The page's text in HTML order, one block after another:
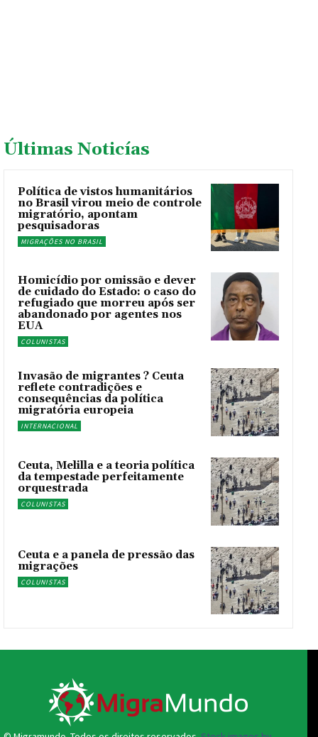
Últimas Noticías
Política de vistos humanitários
no Brasil virou meio de controle
migratório, apontam
pesquisadoras
MIGRAÇÕES NO BRASIL
Homicídio por omissão e dever
de cuidado do Estado: o caso do
refugiado que morreu após ser
abandonado por agentes nos
EUA
COLUNISTAS
Invasão de migrantes ? Ceuta
reflete contradições e
consequências da política
migratória europeia
INTERNACIONAL
Ceuta, Melilla e a teoria política
da tempestade perfeitamente
orquestrada
COLUNISTAS
Ceuta e a panela de pressão das
migrações
COLUNISTAS